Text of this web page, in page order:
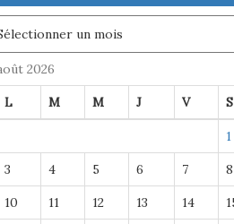
2026
L M M J V S
1
3 4 5 6 7 8
10 11 12 13 14